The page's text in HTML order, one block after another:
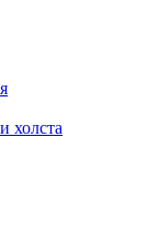
холста